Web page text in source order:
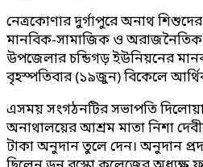
নেত্রকোণার দুর্গাপুরে অনাথ
মানবিক-সামাজিক ও অরাজনৈতিক
উপজেলার চন্ডিগড় ইউনিয়নের
বৃহস্পতিবার (১৯জুন) বিকেলে
এসময় সংগঠনটির সভাপতি
অনাথালয়ের আশ্রম মাতা নিশা
টাকা অনুদান তুলে দেন। অনুদান